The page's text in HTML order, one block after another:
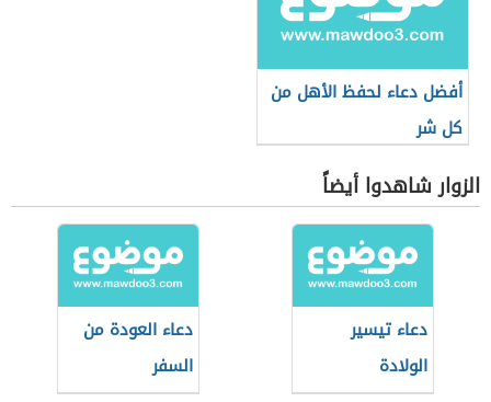
أفضل دعاء لحفظ الأهل من
كل شر
الزوار شاهدوا أيضاً
دعاء تيسير
الولادة
دعاء العودة من
السفر